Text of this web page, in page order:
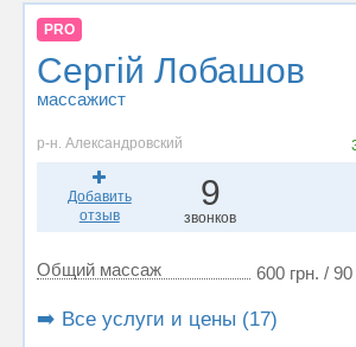
PRO
Сергій Лобашов
массажист
р-н. Александровский
Добавить
отзыв
9
звонков
Общий массаж 600 грн. /
➡️ Все услуги и цены (17)